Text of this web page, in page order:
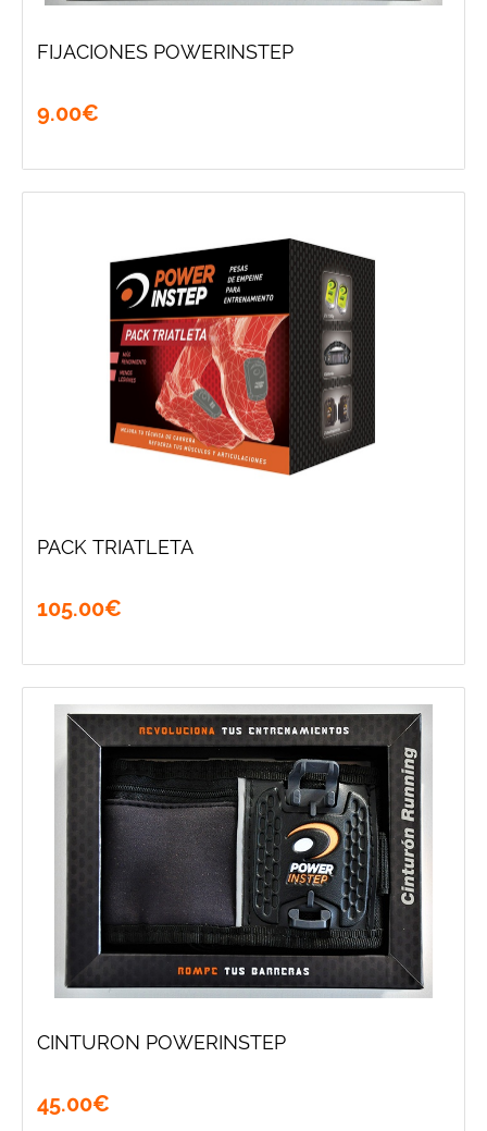
FIJACIONES POWERINSTEP
9.00€
PACK TRIATLETA
105.00€
CINTURON POWERINSTEP
45.00€